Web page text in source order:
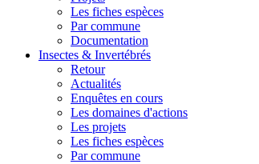
Les fiches espèces
Par commune
Documentation
Insectes & Invertébrés
Retour
Actualités
Enquêtes en cours
Les domaines d'actions
Les projets
Les fiches espèces
Par commune